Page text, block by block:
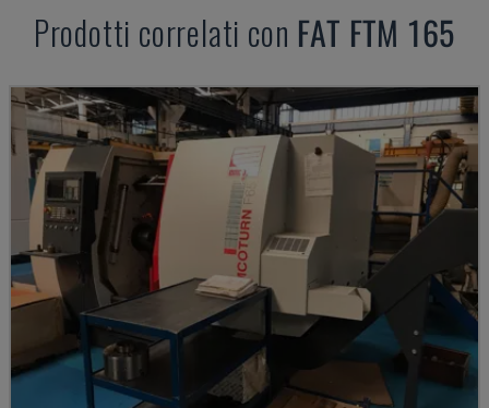
Prodotti correlati con FAT FTM 165